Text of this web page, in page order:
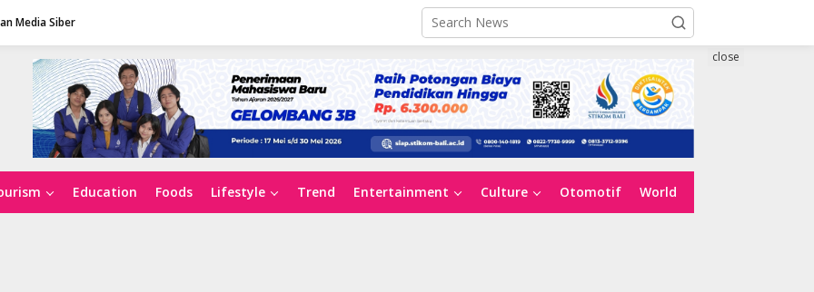
Media Siber
Education Foods Lifestyle Trend Entertainment Culture Otomotif World
close